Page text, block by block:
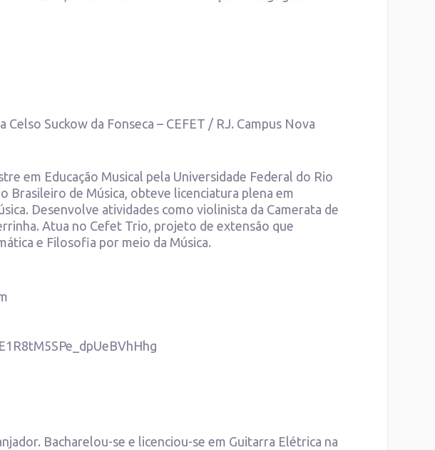
Suckow da Fonseca – CEFET / RJ. Campus Nova
em Educação Musical pela Universidade Federal do Rio
Brasileiro de Música, obteve licenciatura plena em
Desenvolve atividades como violinista da Camerata de
Atua no Cefet Trio, projeto de extensão que
e Filosofia por meio da Música.
Bacharelou-se e licenciou-se em Guitarra Elétrica na